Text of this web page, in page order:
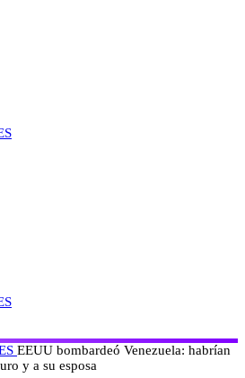
EEUU bombardeó Venezuela: habrían
y a su esposa